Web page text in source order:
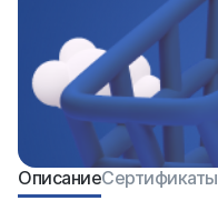
ОписаниеСертификаты